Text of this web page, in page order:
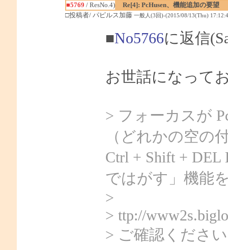
■5769 / ResNo.4)
Re[4]: PcHusen、機能追加の要望
□投稿者/ パピルス加藤 一般人(3回)-(2015/08/13(Thu)
■No5766に返信
お世話になって
> フォーカスが
（どれかの空の
Ctrl + Shift +
ではがす」機能
>
> ttp://
> ご確認くださ